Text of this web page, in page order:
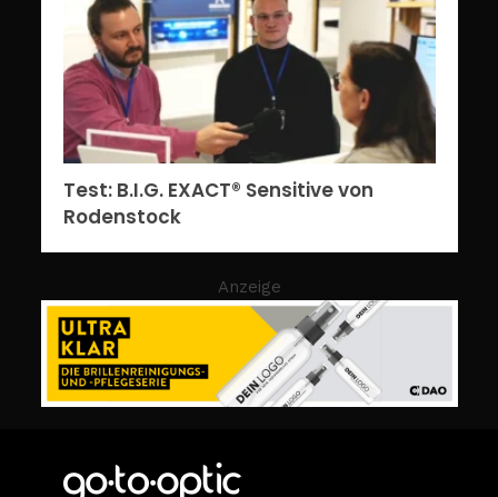
Test: B.I.G. EXACT® Sensitive von
Rodenstock
Anzeige